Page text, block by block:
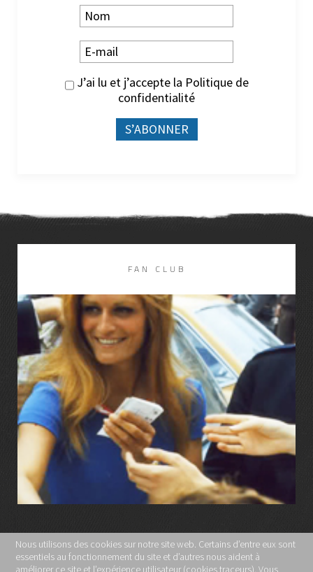
J’ai lu et j’accepte la Politique de
confidentialité
FAN CLUB
LIRE LA SUITE
MENTIONS LÉGALES
Nous utilisons des cookies sur notre site web. Certains d’entre eux sont
essentiels au fonctionnement du site et d’autres nous aident à
améliorer ce site et l’expérience utilisateur (cookies traceurs). Vous